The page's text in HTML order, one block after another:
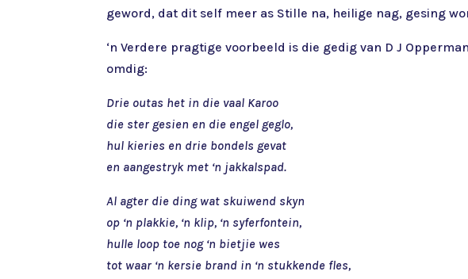
geword, dat dit self meer as Stille na, heilige nag, gesing
‘n Verdere pragtige voorbeeld is die gedig van D J
omdig:
Drie outas het in die vaal Karoo
die ster gesien en die engel geglo,
hul kieries en drie bondels gevat
en aangestryk met ‘n jakkalspad.
Al agter die ding wat skuiwend skyn
op ‘n plakkie, ‘n klip, ‘n syferfontein,
hulle loop toe nog ‘n bietjie wes
tot waar ‘n kersie brand in ‘n stukkende fles,